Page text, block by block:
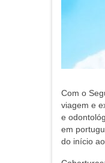
Com o
viagem e
e
em
do início